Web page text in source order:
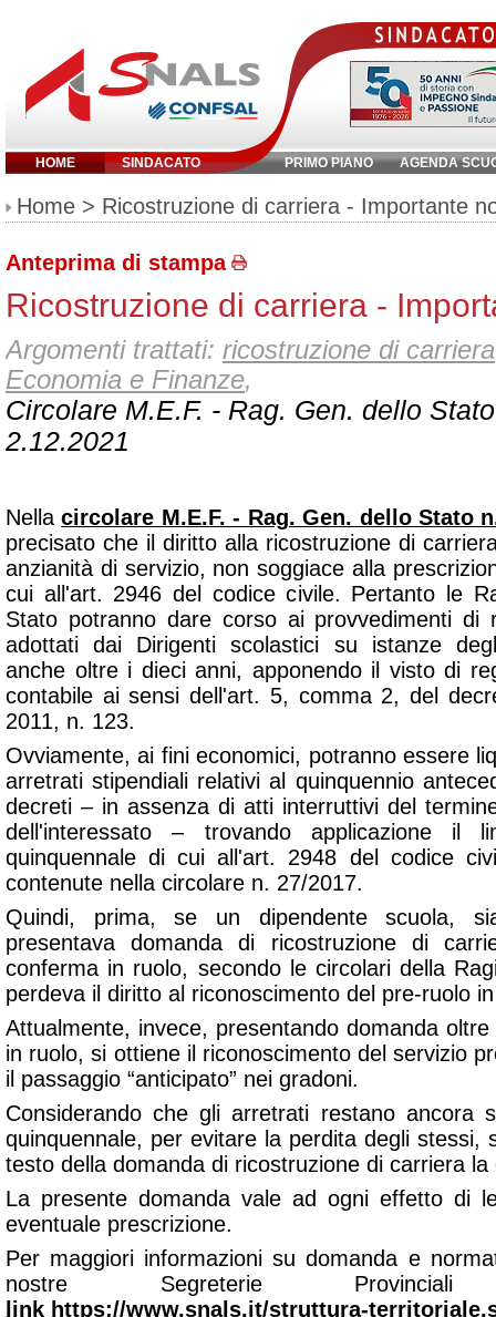
HOME SINDACATO PRIMO PIANO AGENDA
Inserisci parola chiave:
Home > Ricostruzione di carriera - Importante
Anteprima di stampa
Ricostruzione di carriera -
Argomenti trattati: ricostruzione di carriera
Economia e Finanze,
Circolare M.E.F. - Rag. Gen. dello
2.12.2021
Nellacircolare M.E.F. - Rag. Gen. dello Stato
precisato che il diritto alla ricostruzione di
anzianità di servizio, non soggiace alla
cui all'art. 2946 del codice civile. Pertanto le
Stato potranno dare corso ai provvedimenti di
adottati dai Dirigenti scolastici su istanze
anche oltre i dieci anni, apponendo il visto di
contabile ai sensi dell'art. 5, comma 2, del
2011, n. 123.
Ovviamente, ai fini economici, potranno essere
arretrati stipendiali relativi al quinquennio
decreti – in assenza di atti interruttivi del
dell'interessato – trovando applicazione il
quinquennale di cui all'art. 2948 del codice
contenute nella circolare n. 27/2017.
Quindi, prima, se un dipendente scuola,
presentava domanda di ricostruzione di
conferma in ruolo, secondo le circolari della
perdeva il diritto al riconoscimento del pre-ruolo
Attualmente, invece, presentando domanda
in ruolo, si ottiene il riconoscimento del servizio
il passaggio “anticipato” nei gradoni.
Considerando che gli arretrati restano ancora
quinquennale, per evitare la perdita degli stessi,
testo della domanda di ricostruzione di carriera la
La presente domanda vale ad ogni effetto di
eventuale prescrizione.
Per maggiori informazioni su domanda e
nostre Segreterie
link https://www.snals.it/struttura-